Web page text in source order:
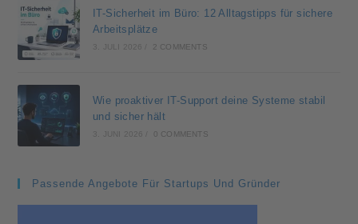
IT-Sicherheit im Büro: 12 Alltagstipps für sichere
Arbeitsplätze
3. JULI 2026 2 COMMENTS
Wie proaktiver IT-Support deine Systeme stabil
und sicher hält
3. JUNI 2026 0 COMMENTS
Passende Angebote Für Startups Und Gründer